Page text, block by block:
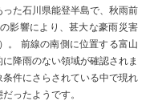
た石川県能登半島で、秋雨前
影響により、甚大な豪雨災害
。 前線の南側に位置する富山
降雨のない領域が確認されま
件にさらされている中で現れ
ったようです。